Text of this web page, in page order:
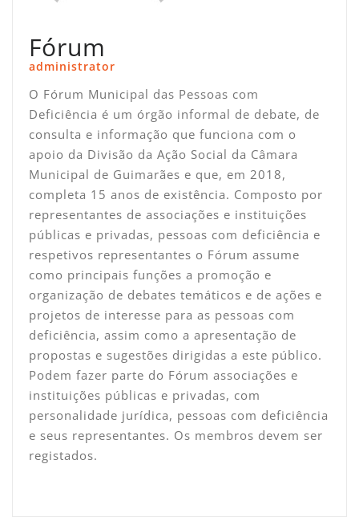
Fórum
administrator
O Fórum Municipal das Pessoas com
Deficiência é um órgão informal de debate, de
consulta e informação que funciona com o
apoio da Divisão da Ação Social da Câmara
Municipal de Guimarães e que, em 2018,
completa 15 anos de existência. Composto por
representantes de associações e instituições
públicas e privadas, pessoas com deficiência e
respetivos representantes o Fórum assume
como principais funções a promoção e
organização de debates temáticos e de ações e
projetos de interesse para as pessoas com
deficiência, assim como a apresentação de
propostas e sugestões dirigidas a este público.
Podem fazer parte do Fórum associações e
instituições públicas e privadas, com
personalidade jurídica, pessoas com deficiência
e seus representantes. Os membros devem ser
registados.